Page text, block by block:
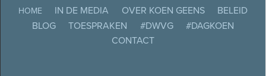
HOME IN DE MEDIA OVER KOEN GEENS
BELEID
BLOG
TOESPRAKEN #DWVG
#DAGKOEN
CONTACT